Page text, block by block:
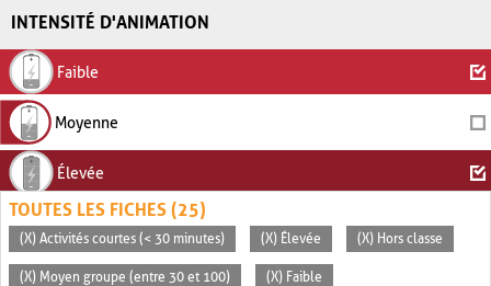
INTENSITÉ D'ANIMATION
Faible
Moyenne
Élevée
TOUTES LES FICHES (25)
(X) Activités courtes (< 30 minutes) (X) Élevée (X) Hors classe
(X) Moyen groupe (entre 30 et 100) (X) Faible